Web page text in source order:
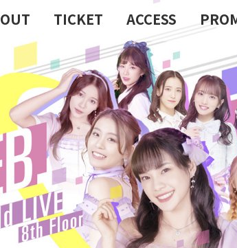
TICKET ACCESS